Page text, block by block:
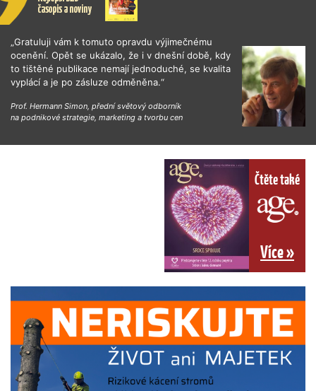
„Gratuluji vám k tomuto opravdu výjimečnému
ocenění. Opět se ukázalo, že i v dnešní době, kdy
to tištěné publikace nemají jednoduché, se kvalita
vyplácí a je po zásluze odměněna.“
Prof. Hermann Simon, přední světový odborník
na podnikové strategie, marketing a tvorbu cen
Čtěte také
Více »